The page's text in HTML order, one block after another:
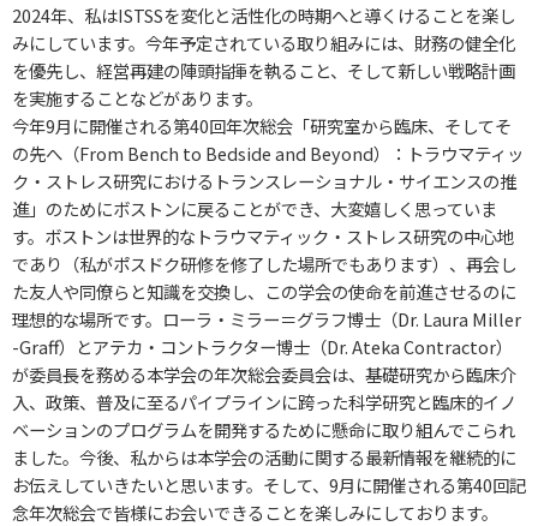
2024年、私はISTSSを変化と活性化の時期へと導くけることを楽し
みにしています。今年予定されている取り組みには、財務の健全化
を優先し、経営再建の陣頭指揮を執ること、そして新しい戦略計画
を実施することなどがあります。
今年9月に開催される第40回年次総会「研究室から臨床、そしてそ
の先へ（From Bench to Bedside and Beyond）：トラウマティッ
ク・ストレス研究におけるトランスレーショナル・サイエンスの推
進」のためにボストンに戻ることができ、大変嬉しく思っていま
す。ボストンは世界的なトラウマティック・ストレス研究の中心地
であり（私がポスドク研修を修了した場所でもあります）、再会し
た友人や同僚らと知識を交換し、この学会の使命を前進させるのに
理想的な場所です。ローラ・ミラー＝グラフ博士（Dr. Laura Miller
-Graff）とアテカ・コントラクター博士（Dr. Ateka Contractor）
が委員長を務める本学会の年次総会委員会は、基礎研究から臨床介
入、政策、普及に至るパイプラインに跨った科学研究と臨床的イノ
ベーションのプログラムを開発するために懸命に取り組んでこられ
ました。今後、私からは本学会の活動に関する最新情報を継続的に
お伝えしていきたいと思います。そして、9月に開催される第40回記
念年次総会で皆様にお会いできることを楽しみにしております。